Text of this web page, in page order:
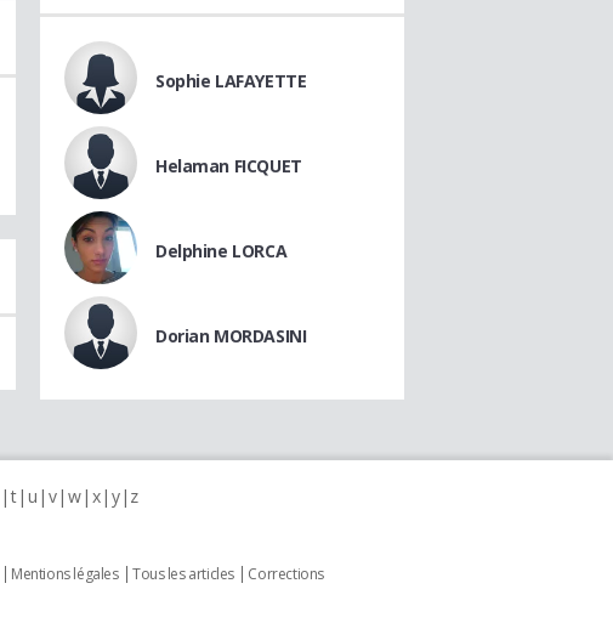
Sophie LAFAYETTE
Helaman FICQUET
Delphine LORCA
Dorian MORDASINI
t u v w x y z
Mentions légales Tous les articles
Corrections